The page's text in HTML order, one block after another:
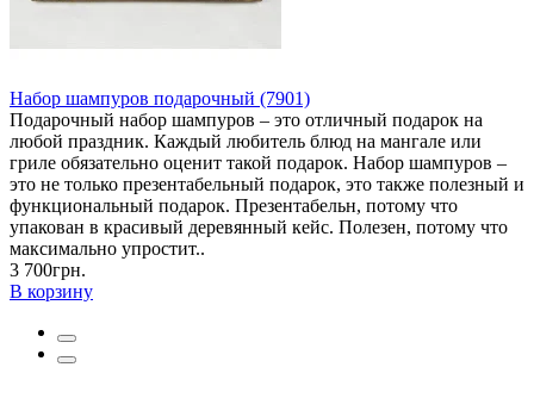
Набор шампуров подарочный (7901)
Подарочный набор шампуров – это отличный подарок на
любой праздник. Каждый любитель блюд на мангале или
гриле обязательно оценит такой подарок. Набор шампуров –
это не только презентабельный подарок, это также полезный и
функциональный подарок. Презентабельн, потому что
упакован в красивый деревянный кейс. Полезен, потому что
максимально упростит..
3 700грн.
В корзину